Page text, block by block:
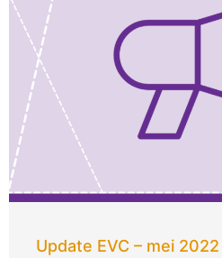
Update EVC – mei 2022